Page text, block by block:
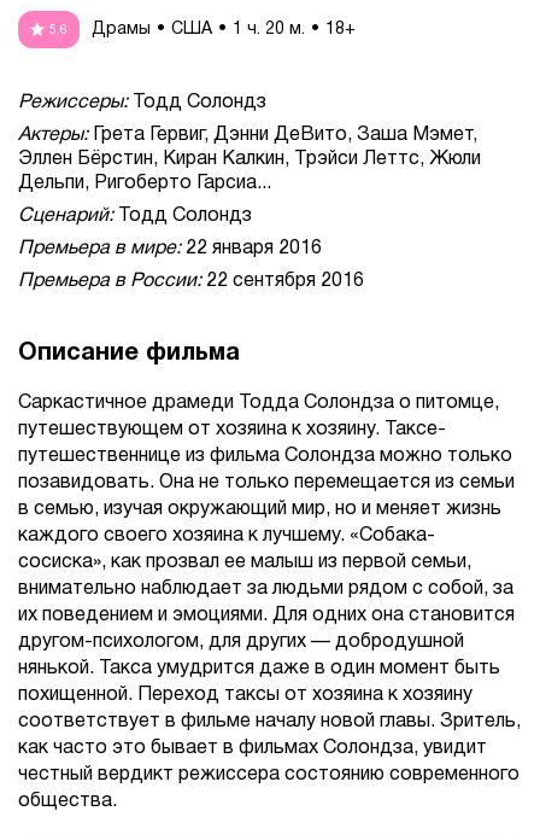
5.6 Драмы США 1 ч. 20 м. 18+
Режиссеры:Тодд Солондз
Актеры:Грета Гервиг, Дэнни ДеВито, Заша Мэмет,
Эллен Бёрстин, Киран Калкин, Трэйси Леттс, Жюли
Дельпи, Ригоберто Гарсиа...
Сценарий:Тодд Солондз
Премьера в мире:22 января 2016
Премьера в России:22 сентября 2016
Описание фильма
Саркастичное драмеди Тодда Солондза о питомце,
путешествующем от хозяина к хозяину. Таксе-
путешественнице из фильма Солондза можно только
позавидовать. Она не только перемещается из семьи
в семью, изучая окружающий мир, но и меняет жизнь
каждого своего хозяина к лучшему. «Собака-
сосиска», как прозвал ее малыш из первой семьи,
внимательно наблюдает за людьми рядом с собой, за
их поведением и эмоциями. Для одних она становится
другом-психологом, для других — добродушной
нянькой. Такса умудрится даже в один момент быть
похищенной. Переход таксы от хозяина к хозяину
соответствует в фильме началу новой главы. Зритель,
как часто это бывает в фильмах Солондза, увидит
честный вердикт режиссера состоянию современного
общества.